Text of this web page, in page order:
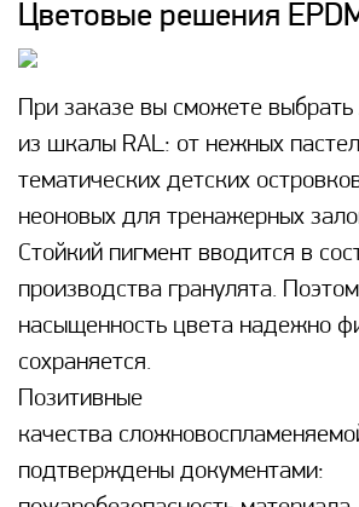
Цветовые решения
При заказе вы сможете
из шкалы RAL: от нежных
тематических детских
неоновых для тренажерных
Стойкий пигмент вводится в
производства гранулята.
насыщенность цвета надежно
сохраняется.
Позитивные
качества
подтверждены документами: